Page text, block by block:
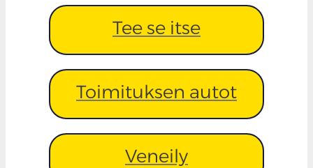
Tee se itse
Toimituksen autot
Veneily